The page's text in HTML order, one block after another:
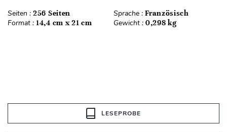
Seiten : 256 Seiten Sprache : Französisch
Format : 14,4 cm x 21 cm Gewicht : 0,298 kg
LESEPROBE